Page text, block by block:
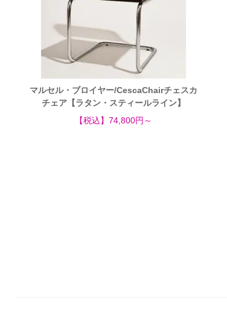
マルセル・ブロイヤー/CescaChairチェスカ
チェア【ラタン・スティールライン】
【税込】74,800円～